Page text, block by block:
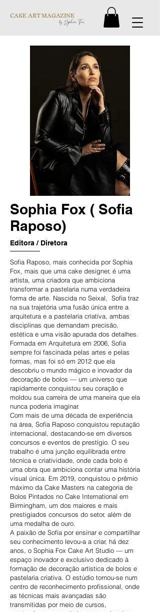
CAKE ART MAGAZINE
Sophia Fox ( Sofia
Raposo)
Editora / Diretora
Sofia Raposo, mais conhecida por Sophia
Fox, mais que uma cake designer, é uma
artista, uma criadora que ambiciona
transformar a pastelaria numa verdadeira
forma de arte. Nascida no Seixal, Sofia traz
na sua trajetória uma fusão única entre a
arquitetura e a pastelaria criativa, ambas
disciplinas que demandam precisão,
estética e uma visão apurada dos detalhes.
Formada em Arquitetura em 2006, Sofia
sempre foi fascinada pelas artes e pelas
formas, mas foi só em 2012 que ela
descobriu o mundo mágico e inovador da
decoração de bolos — um universo que
rapidamente conquistou seu coração e
moldou sua carreira de uma maneira que ela
nunca poderia imaginar.
Com mais de uma década de experiência
na área, Sofia Raposo conquistou reputação
internacional, destacando-se em diversos
concursos e eventos de prestígio. O seu
trabalho é uma junção equilibrada entre
técnica e criatividade, onde cada bolo é
uma obra que ambiciona contar uma história
visual única. Em 2019, conquistou o prêmio
máximo da Cake Masters na categoria de
Bolos Pintados no Cake International em
Birmingham, um dos maiores e mais
prestigiados concursos do setor, além de
uma medalha de ouro.
A paixão de Sofia por ensinar e compartilhar
seu conhecimento levou-a a criar, há dez
anos, o Sophia Fox Cake Art Studio — um
espaço inovador e exclusivo dedicado à
formação de decoração artística de bolos e
pastelaria criativa. O estúdio tornou-se num
centro de reconhecimento profissional, onde
as técnicas mais avançadas são
transmitidas por meio de cursos,